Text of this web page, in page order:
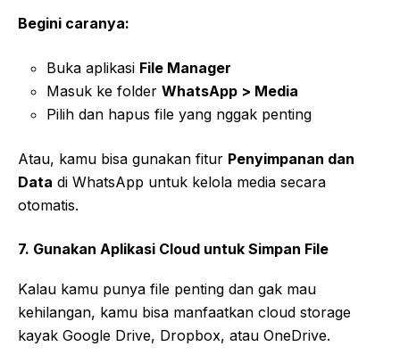
Begini caranya:
Buka aplikasi File Manager
Masuk ke folder WhatsApp > Media
Pilih dan hapus file yang nggak penting
Atau, kamu bisa gunakan fitur Penyimpanan dan
Data di WhatsApp untuk kelola media secara
otomatis.
7. Gunakan Aplikasi Cloud untuk Simpan File
Kalau kamu punya file penting dan gak mau
kehilangan, kamu bisa manfaatkan cloud storage
kayak Google Drive, Dropbox, atau OneDrive.